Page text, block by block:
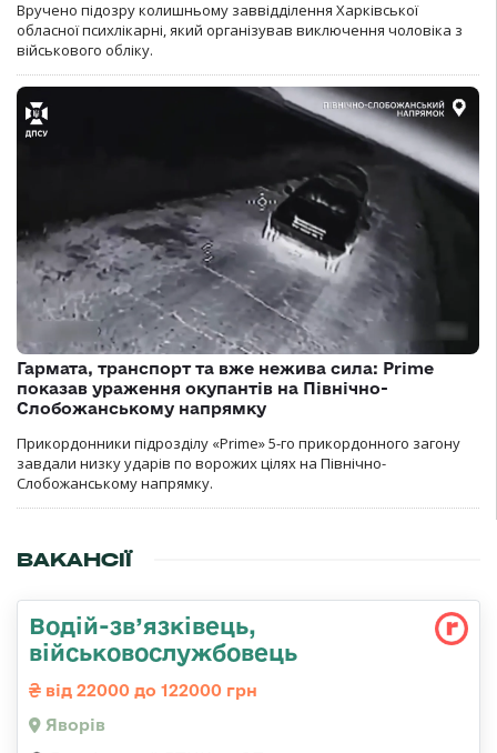
Вручено підозру колишньому заввідділення Харківської
обласної психлікарні, який організував виключення чоловіка з
військового обліку.
Гармата, транспорт та вже нежива сила: Prime
показав ураження окупантів на Північно-
Слобожанському напрямку
Прикордонники підрозділу «Prime» 5-го прикордонного загону
завдали низку ударів по ворожих цілях на Північно-
Слобожанському напрямку.
ВАКАНСІЇ
Водій-зв’язківець,
військовослужбовець
від 22000 до 122000 грн
Яворів